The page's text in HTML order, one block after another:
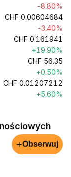
-8.80%
CHF 0.00604684
-3.40%
CHF 0.161941
+19.90%
CHF 56.35
+0.50%
CHF 0.01207212
+5.60%
+Obserwuj